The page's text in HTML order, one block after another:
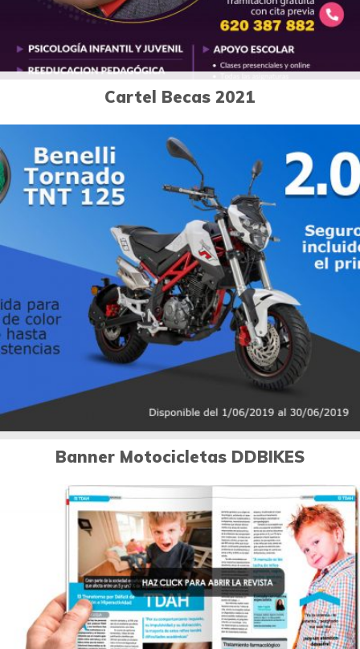
Cartel Becas 2021
1
Diseño publicitario
Banner Motocicletas DDBIKES
0
Diseño publicitario